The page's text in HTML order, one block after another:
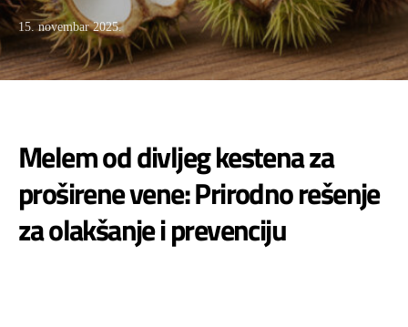
15. novembar 2025.
Melem od divljeg kestena za
proširene vene: Prirodno rešenje
za olakšanje i prevenciju